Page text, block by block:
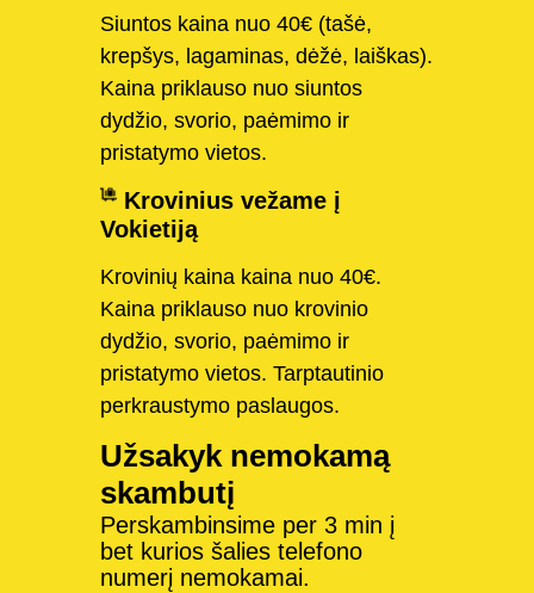
Siuntos kaina nuo 40€ (tašė,
krepšys, lagaminas, dėžė, laiškas).
Kaina priklauso nuo siuntos
dydžio, svorio, paėmimo ir
pristatymo vietos.
Krovinius vežame į
Vokietiją
Krovinių kaina kaina nuo 40€.
Kaina priklauso nuo krovinio
dydžio, svorio, paėmimo ir
pristatymo vietos. Tarptautinio
perkraustymo paslaugos.
Užsakyk nemokamą
skambutį
Perskambinsime per 3 min į
bet kurios šalies telefono
numerį nemokamai.